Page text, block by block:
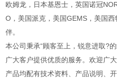
欧姆龙，日本基恩士，英国诺冠
O，美国派克，美国GEMS，美国
伴。
本公司秉承“顾客至上，锐意进取?
广大客户提供优质的服务。欢迎广
产品均配有技术资料、产品说明、